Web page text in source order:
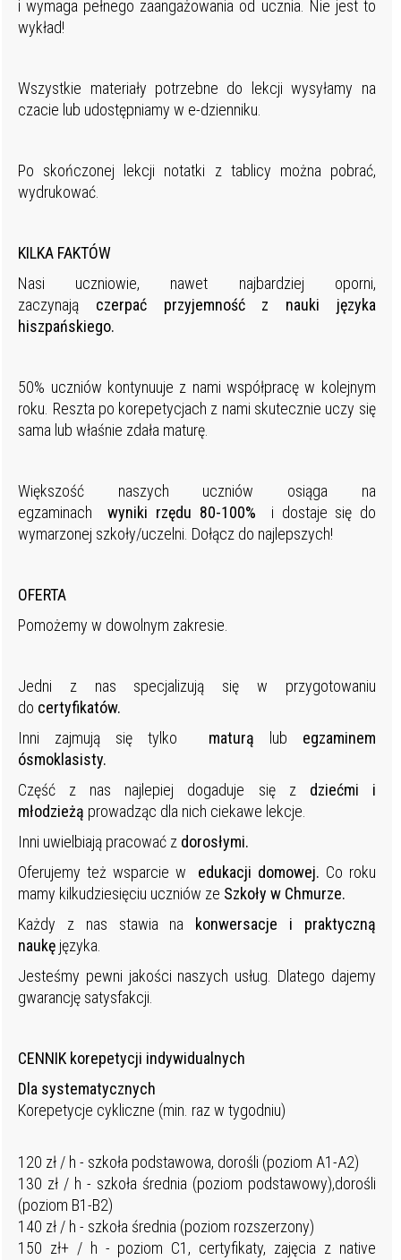
i wymaga pełnego zaangażowania od ucznia. Nie jest to
wykład!
Wszystkie materiały potrzebne do lekcji wysyłamy na
czacie lub udostępniamy w e-dzienniku.
Po skończonej lekcji notatki z tablicy można pobrać,
wydrukować.
KILKA FAKTÓW
Nasi uczniowie, nawet najbardziej oporni,
zaczynają czerpać przyjemność z nauki języka
hiszpańskiego.
50% uczniów kontynuuje z nami współpracę w kolejnym
roku. Reszta po korepetycjach z nami skutecznie uczy się
sama lub właśnie zdała maturę.
Większość naszych uczniów osiąga na
egzaminachwyniki rzędu 80-100% i dostaje się do
wymarzonej szkoły/uczelni. Dołącz do najlepszych!
OFERTA
Pomożemy w dowolnym zakresie.
Jedni z nas specjalizują się w przygotowaniu
do certyfikatów.
Inni zajmują się tylko maturą lub egzaminem
ósmoklasisty.
Część z nas najlepiej dogaduje się z dziećmi i
młodzieżą prowadząc dla nich ciekawe lekcje.
Inni uwielbiają pracować z dorosłymi.
Oferujemy też wsparcie w edukacji domowej. Co roku
mamy kilkudziesięciu uczniów ze Szkoły w Chmurze.
Każdy z nas stawia na konwersacje i praktyczną
naukę języka.
Jesteśmy pewni jakości naszych usług. Dlatego dajemy
gwarancję satysfakcji.
CENNIK korepetycji indywidualnych
Dla systematycznych
Korepetycje cykliczne (min. raz w tygodniu)
120 zł / h - szkoła podstawowa, dorośli (poziom A1-A2)
130 zł / h - szkoła średnia (poziom podstawowy),dorośli
(poziom B1-B2)
140 zł / h - szkoła średnia (poziom rozszerzony)
150 zł+ / h - poziom C1, certyfikaty, zajęcia z native